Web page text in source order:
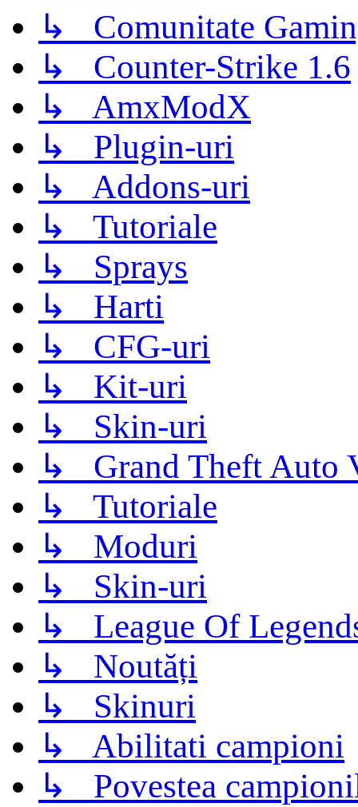
↳ Comunitate
↳ Counter-Strike 1.6
↳ AmxModX
↳ Plugin-uri
↳ Addons-uri
↳ Tutoriale
↳ Sprays
↳ Harti
↳ CFG-uri
↳ Kit-uri
↳ Skin-uri
↳ Grand Theft Auto
↳ Tutoriale
↳ Moduri
↳ Skin-uri
↳ League Of
↳ Noutăți
↳ Skinuri
↳ Abilitati campioni
↳ Povestea